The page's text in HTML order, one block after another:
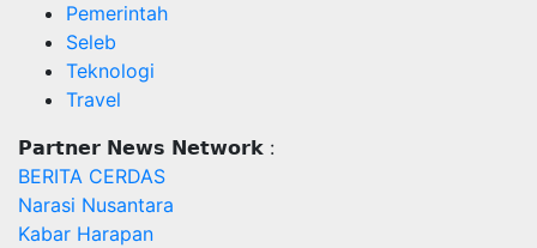
Pemerintah
Seleb
Teknologi
Travel
𝗣𝗮𝗿𝘁𝗻𝗲𝗿 𝗡𝗲𝘄𝘀 𝗡𝗲𝘁𝘄𝗼𝗿𝗸 :
BERITA CERDAS
Narasi Nusantara
Kabar Harapan